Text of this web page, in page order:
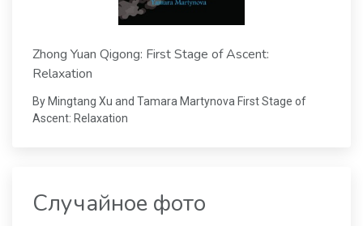
Zhong Yuan Qigong: First Stage of Ascent:
Relaxation
By Mingtang Xu and Tamara Martynova First Stage of
Ascent: Relaxation
Случайное фото